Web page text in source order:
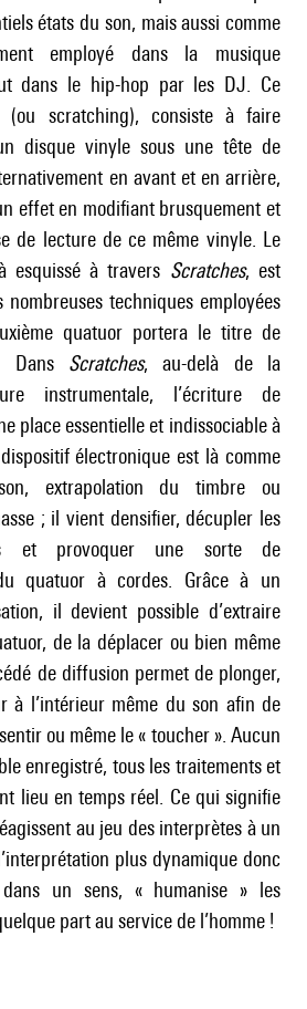
états du son, mais aussi comme
employé dans la musique
dans le hip-hop par les DJ. Ce
(ou scratching), consiste à faire
disque vinyle sous une tête de
en avant et en arrière,
effet en modifiant brusquement et
de lecture de ce même vinyle. Le
esquissé à travers Scratches, est
techniques employées
quatuor portera le titre de
Dans Scratches, au-delà de la
instrumentale, l’écriture de
place essentielle et indissociable à
électronique est là comme
extrapolation du timbre ou
; il vient densifier, décupler les
et provoquer une sorte de
quatuor à cordes. Grâce à un
il devient possible d’extraire
de la déplacer ou bien même
de diffusion permet de plonger,
à l’intérieur même du son afin de
ou même le « toucher ». Aucun
enregistré, tous les traitements et
lieu en temps réel. Ce qui signifie
au jeu des interprètes à un
plus dynamique donc
un sens, « humanise » les
part au service de l’homme !